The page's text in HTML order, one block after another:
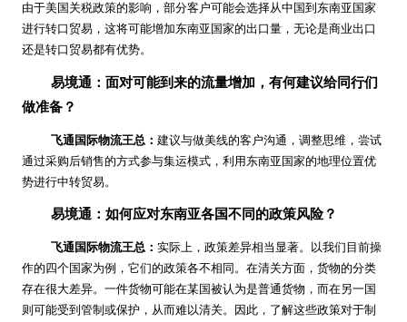
由于美国关税政策的影响，部分客户可能会选择从中国到东南亚国家
进行转口贸易，这将可能增加东南亚国家的出口量，无论是商业出口
还是转口贸易都有优势。
易境通：面对可能到来的流量增加，有何建议给同行们
做准备？
飞通国际物流王总： 建议与做美线的客户沟通，调整思维，尝试
通过采购后销售的方式参与集运模式，利用东南亚国家的地理位置优
势进行中转贸易。
易境通：如何应对东南亚各国不同的政策风险？
飞通国际物流王总： 实际上，政策差异相当显著。以我们目前操
作的四个国家为例，它们的政策各不相同。在清关方面，货物的分类
存在很大差异。一件货物可能在某国被认为是普通货物，而在另一国
则可能受到管制或保护，从而难以清关。因此，了解这些政策对于制